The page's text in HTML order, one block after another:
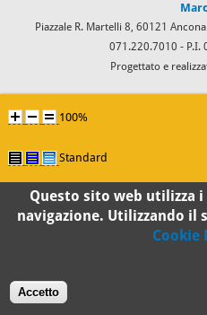
Piazzale R. Martelli 8, 60121
071.220.7010 - P.I.
Progettato e
100%
Standard
Questo sito web utilizza
navigazione. Utilizzando il
Cookie
Accetto